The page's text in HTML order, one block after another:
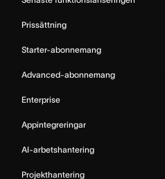
Prissättning
Starter-abonnemang
Advanced-abonnemang
Enterprise
Appintegreringar
AI-arbetshantering
Projekthantering